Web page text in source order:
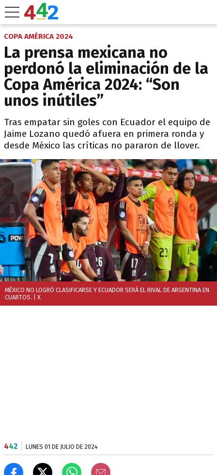
COPA AMÉRICA 2024
La prensa mexicana no
perdonó la eliminación de la
Copa América 2024: “Son
unos inútiles”
Tras empatar sin goles con Ecuador el equipo de
Jaime Lozano quedó afuera en primera ronda y
desde México las críticas no pararon de llover.
MÉXICO NO LOGRÓ CLASIFICARSE Y ECUADOR SERÁ EL RIVAL DE ARGENTINA EN
CUARTOS.
| X
442 LUNES 01 DE JULIO DE 2024